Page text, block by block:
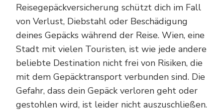
Reisegepäckversicherung schützt dich im Fall
von Verlust, Diebstahl oder Beschädigung
deines Gepäcks während der Reise. Wien, eine
Stadt mit vielen Touristen, ist wie jede andere
beliebte Destination nicht frei von Risiken, die
mit dem Gepäcktransport verbunden sind. Die
Gefahr, dass dein Gepäck verloren geht oder
gestohlen wird, ist leider nicht auszuschließen.